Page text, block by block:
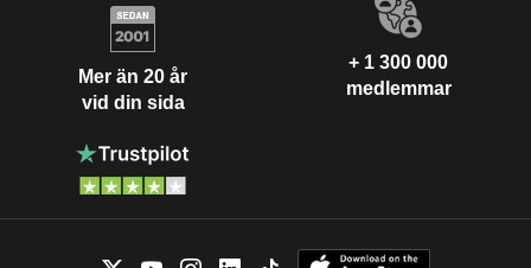
Mer än 20 år
vid din sida
+ 1 300 000
medlemmar